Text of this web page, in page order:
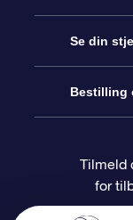
Kontakt os
Bloggen
Online
OSR
OSR
Se din
Star
Bestilling
Tilmeld
for